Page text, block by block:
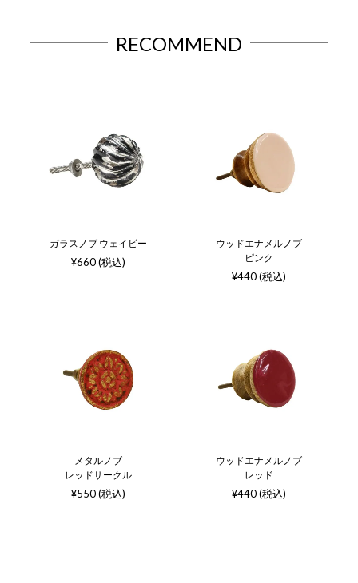
RECOMMEND
ガラスノブ ウェイビー
¥660 (税込)
ウッドエナメルノブ
ピンク
¥440 (税込)
メタルノブ
レッドサークル
¥550 (税込)
ウッドエナメルノブ
レッド
¥440 (税込)